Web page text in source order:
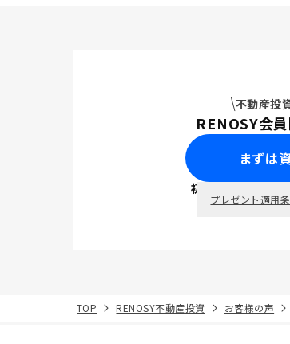
不動産投
RENOSY会
まずは
初回面談で
プレゼント適用
TOP RENOSY不動産投資 お客様の声